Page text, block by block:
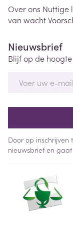
Over ons Nuttige
van wacht
Nieuwsbrief
Blijf op de
Door op inschrijven
nieuwsbrief en